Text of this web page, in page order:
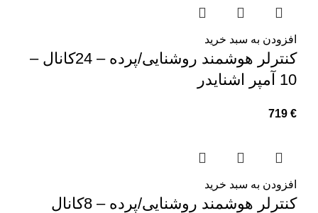
افزودن به سبد خرید
کنترلر هوشمند روشنایی/پرده – 24کانال –
10 آمپر اشنایدر
719 €
افزودن به سبد خرید
کنترلر هوشمند روشنایی/پرده – 8کانال